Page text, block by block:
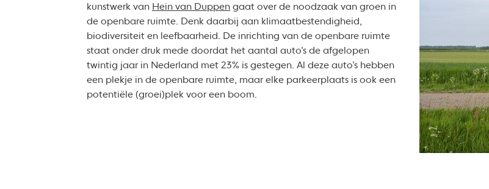
kunstwerk van Hein van Duppengaat over de noodzaak van groen in
de openbare ruimte. Denk daarbij aan klimaatbestendigheid,
biodiversiteit en leefbaarheid. De inrichting van de openbare ruimte
staat onder druk mede doordat het aantal auto’s de afgelopen
twintig jaar in Nederland met 23% is gestegen. Al deze auto’s hebben
een plekje in de openbare ruimte, maar elke parkeerplaats is ook een
potentiële (groei)plek voor een boom.